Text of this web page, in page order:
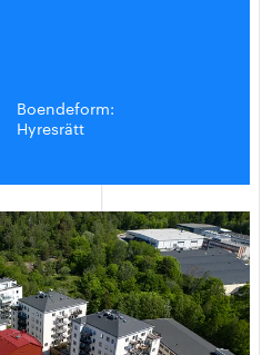
Boendeform:
Hyresrätt